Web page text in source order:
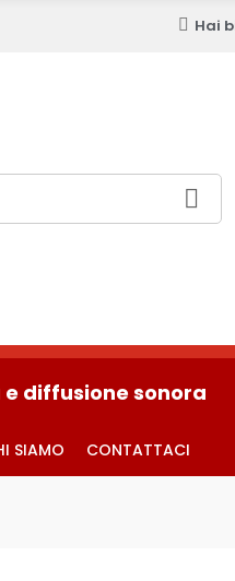
Hai
diffusione sonora
SIAMO CONTATTACI